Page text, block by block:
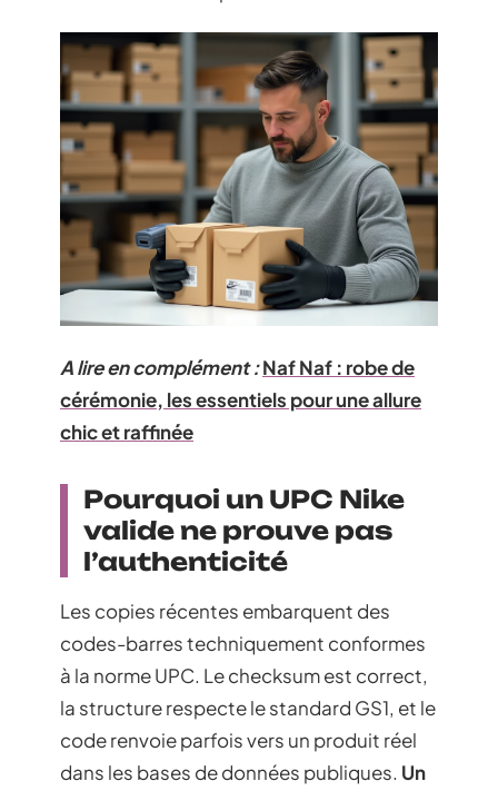
A lire en complément :Naf Naf : robe de
cérémonie, les essentiels pour une allure
chic et raffinée
Pourquoi un UPC Nike
valide ne prouve pas
l’authenticité
Les copies récentes embarquent des
codes-barres techniquement conformes
à la norme UPC. Le checksum est correct,
la structure respecte le standard GS1, et le
code renvoie parfois vers un produit réel
dans les bases de données publiques. Un